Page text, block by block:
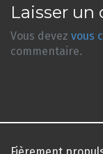
Laisser
Vous devez vous
commentaire.